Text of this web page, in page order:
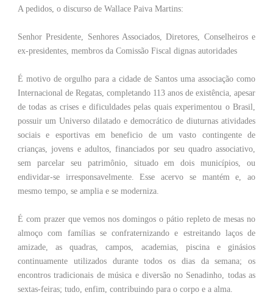
A pedidos, o discurso de Wallace Paiva Martins:
Senhor Presidente, Senhores Associados, Diretores, Conselheiros e
ex-presidentes, membros da Comissão Fiscal dignas autoridades
É motivo de orgulho para a cidade de Santos uma associação como
Internacional de Regatas, completando 113 anos de existência, apesar
de todas as crises e dificuldades pelas quais experimentou o Brasil,
possuir um Universo dilatado e democrático de diuturnas atividades
sociais e esportivas em beneficio de um vasto contingente de
crianças, jovens e adultos, financiados por seu quadro associativo,
sem parcelar seu patrimônio, situado em dois municípios, ou
endividar-se irresponsavelmente. Esse acervo se mantém e, ao
mesmo tempo, se amplia e se moderniza.
É com prazer que vemos nos domingos o pátio repleto de mesas no
almoço com famílias se confraternizando e estreitando laços de
amizade, as quadras, campos, academias, piscina e ginásios
continuamente utilizados durante todos os dias da semana; os
encontros tradicionais de música e diversão no Senadinho, todas as
sextas-feiras; tudo, enfim, contribuindo para o corpo e a alma.